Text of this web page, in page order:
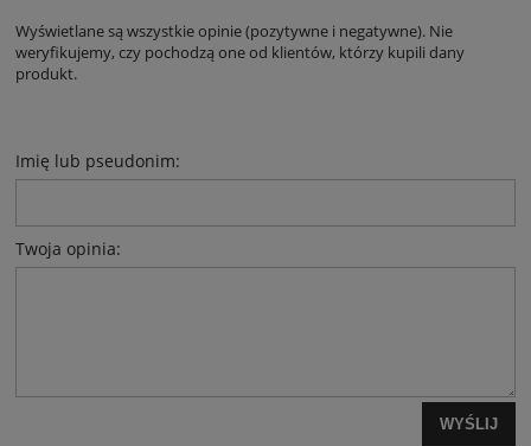
Wyświetlane są wszystkie opinie (pozytywne i negatywne). Nie
weryfikujemy, czy pochodzą one od klientów, którzy kupili dany
produkt.
Imię lub pseudonim:
Twoja opinia:
WYŚLIJ